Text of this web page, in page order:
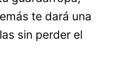
te dará una
sin perder el